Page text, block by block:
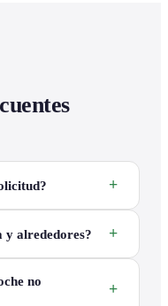
y alrededores?
no